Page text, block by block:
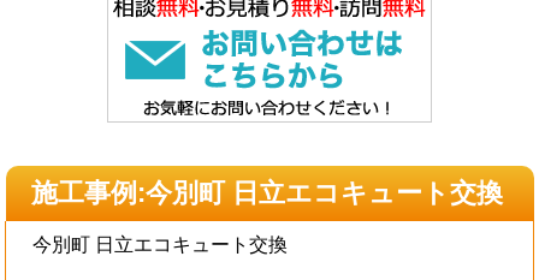
施工事例:今別町 日立エコキュート交換
今別町 日立エコキュート交換